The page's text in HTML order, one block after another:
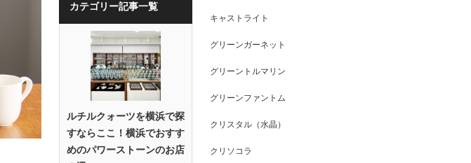
カテゴリー記事一覧
ルチルクォーツを横浜で探
すならここ！横浜でおすす
めのパワーストーンのお店
キャストライト
グリーンガーネット
グリーントルマリン
グリーンファントム
クリスタル（水晶）
クリソコラ